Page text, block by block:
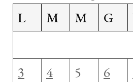
L
M M G
3
4 5 6